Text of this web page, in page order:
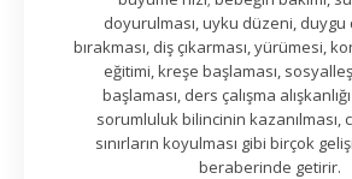
doyurulması, uyku düzeni,
bırakması, diş çıkarması, yürümesi,
eğitimi, kreşe başlaması,
başlaması, ders çalışma
sorumluluk bilincinin kazanılması,
sınırların koyulması gibi birçok
beraberinde getirir.